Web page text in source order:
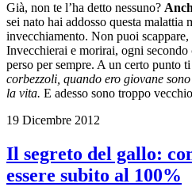
Già, non te l’ha detto nessuno?
sei nato hai addosso questa malattia
invecchiamento. Non puoi scappare,
Invecchierai e morirai, ogni secondo
perso per sempre. A un certo punto
corbezzoli, quando ero giovane
la vita. E adesso sono troppo
19 Dicembre 2012
Il segreto del gallo:
essere subito al 100%